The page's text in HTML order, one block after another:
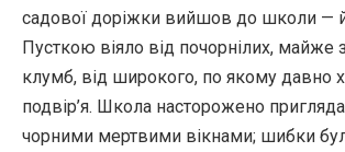
садової доріжки вийшов до школи —
Пусткою віяло від почорнілих, майже
клумб, від широкого, по якому давно
подвір’я. Школа насторожено
чорними мертвими вікнами; шибки